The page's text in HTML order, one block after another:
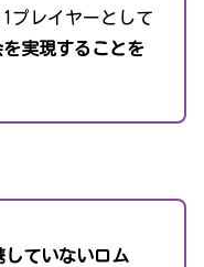
プレイヤーとして
実現することを
していないロム